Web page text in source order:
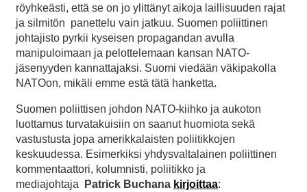
röyhkeästi, että se on jo ylittänyt aikoja laillisuuden rajat
ja silmitön panettelu vain jatkuu. Suomen poliittinen
johtajisto pyrkii kyseisen propagandan avulla
manipuloimaan ja pelottelemaan kansan NATO-
jäsenyyden kannattajaksi. Suomi viedään väkipakolla
NATOon, mikäli emme estä tätä hanketta.
Suomen poliittisen johdon NATO-kiihko ja aukoton
luottamus turvatakuisiin on saanut huomiota sekä
vastustusta jopa amerikkalaisten poliitikkojen
keskuudessa. Esimerkiksi yhdysvaltalainen poliittinen
kommentaattori, kolumnisti, poliitikko ja
mediajohtaja
Patrick Buchana kirjoittaa: